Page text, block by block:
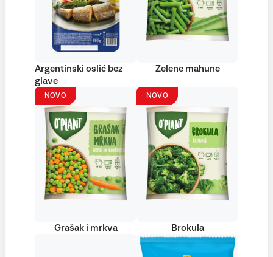
Argentinski oslić bez
glave
Zelene mahune
NOVO
Grašak i mrkva
NOVO
Brokula